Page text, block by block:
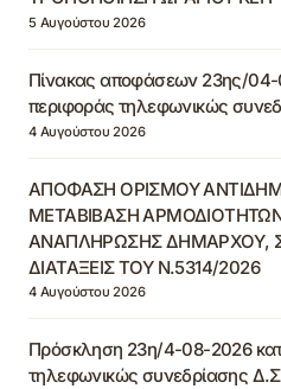
5 Αυγούστου 2026
Πίνακας αποφάσεων 23ης/04-
περιφοράς τηλεφωνικώς
4 Αυγούστου 2026
ΑΠΟΦΑΣΗ ΟΡΙΣΜΟΥ
ΜΕΤΑΒΙΒΑΣΗ
ΑΝΑΠΛΗΡΩΣΗΣ ΔΗΜΑΡΧΟΥ,
ΔΙΑΤΑΞΕΙΣ ΤΟΥ Ν.5314/2026
4 Αυγούστου 2026
Πρόσκληση 23η/4-08-2026
τηλεφωνικώς συνεδρίασης